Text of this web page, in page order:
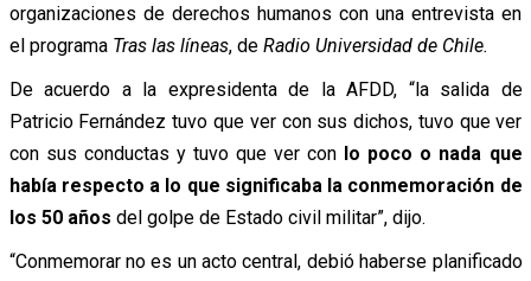
organizaciones de derechos humanos con una entrevista en
el programa Tras las líneas, de Radio Universidad de Chile.
De acuerdo a la expresidenta de la AFDD, “la salida de
Patricio Fernández tuvo que ver con sus dichos, tuvo que ver
con sus conductas y tuvo que ver con lo poco o nada que
había respecto a lo que significaba la conmemoración de
los 50 años del golpe de Estado civil militar”, dijo.
“Conmemorar no es un acto central, debió haberse planificado